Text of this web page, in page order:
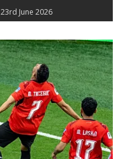
23rd June 2026